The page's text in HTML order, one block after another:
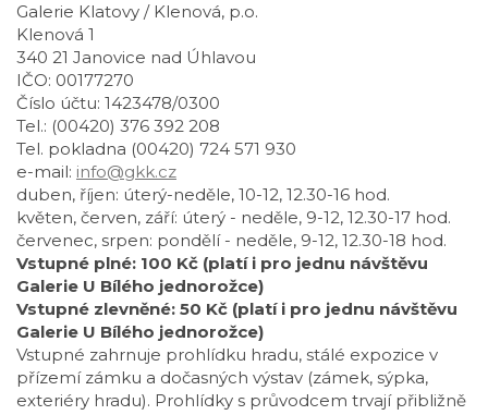
Galerie Klatovy / Klenová, p.o.
Klenová 1
340 21 Janovice nad Úhlavou
IČO: 00177270
Číslo účtu: 1423478/0300
Tel.: (00420) 376 392 208
Tel. pokladna (00420) 724 571 930
e-mail: info@gkk.cz
duben, říjen: úterý-neděle, 10-12, 12.30-16 hod.
květen, červen, září: úterý - neděle, 9-12, 12.30-17 hod.
červenec, srpen: pondělí - neděle, 9-12, 12.30-18 hod.
Vstupné plné: 100 Kč (platí i pro jednu návštěvu
Galerie U Bílého jednorožce)
Vstupné zlevněné: 50 Kč (platí i pro jednu návštěvu
Galerie U Bílého jednorožce)
Vstupné zahrnuje prohlídku hradu, stálé expozice v
přízemí zámku a dočasných výstav (zámek, sýpka,
exteriéry hradu). Prohlídky s průvodcem trvají přibližně